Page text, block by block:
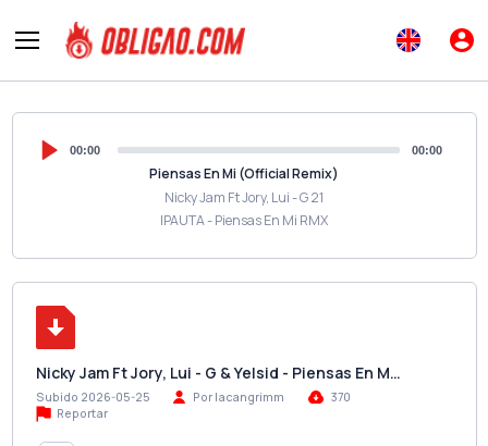
00:00 00:00
Piensas En Mi (Official Remix)
Nicky Jam Ft Jory, Lui - G 21
IPAUTA - Piensas En Mi RMX
Nicky Jam Ft Jory, Lui - G & Yelsid - Piensas En M…
Subido 2026-05-25 Por lacangrimm
370
Reportar